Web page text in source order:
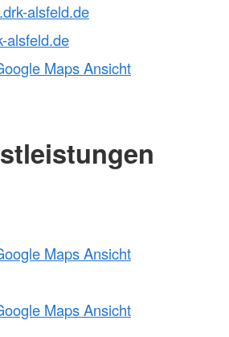
alsfeld.de
alsfeld.de
Maps Ansicht
Maps Ansicht
Maps Ansicht